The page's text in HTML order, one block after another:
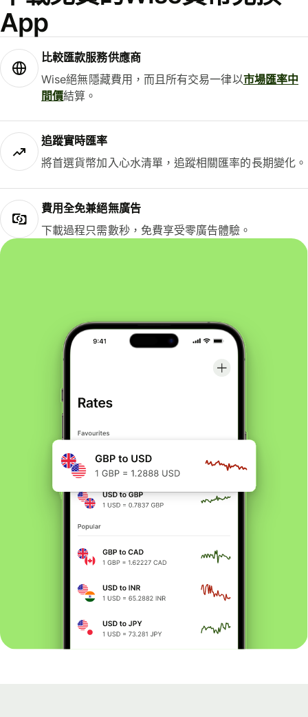
App
比較匯款服務供應商
Wise絕無隱藏費用，而且所有交易一律以市場匯率中
間價結算。
追蹤實時匯率
將首選貨幣加入心水清單，追蹤相關匯率的長期變化。
費用全免兼絕無廣告
下載過程只需數秒，免費享受零廣告體驗。